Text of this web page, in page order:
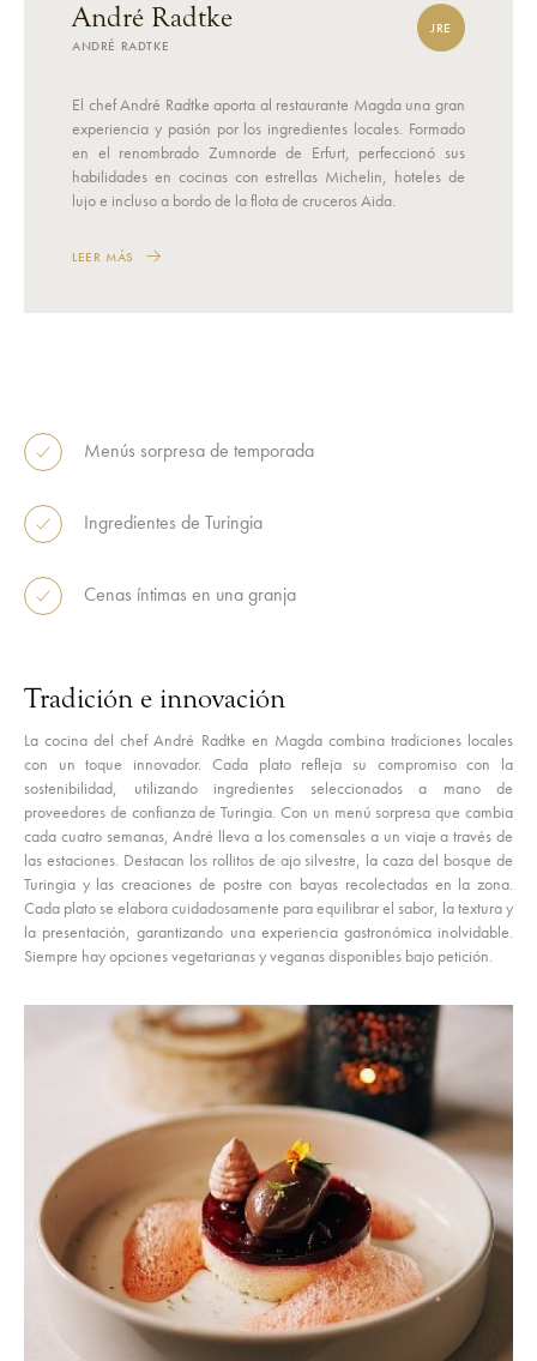
André Radtke
ANDRÉ RADTKE
JRE
El chef André Radtke aporta al restaurante Magda una gran
experiencia y pasión por los ingredientes locales. Formado
en el renombrado Zumnorde de Erfurt, perfeccionó sus
habilidades en cocinas con estrellas Michelin, hoteles de
lujo e incluso a bordo de la flota de cruceros Aida.
LEER MÁS
Menús sorpresa de temporada
Ingredientes de Turingia
Cenas íntimas en una granja
Tradición e innovación
La cocina del chef André Radtke en Magda combina tradiciones locales
con un toque innovador. Cada plato refleja su compromiso con la
sostenibilidad, utilizando ingredientes seleccionados a mano de
proveedores de confianza de Turingia. Con un menú sorpresa que cambia
cada cuatro semanas, André lleva a los comensales a un viaje a través de
las estaciones. Destacan los rollitos de ajo silvestre, la caza del bosque de
Turingia y las creaciones de postre con bayas recolectadas en la zona.
Cada plato se elabora cuidadosamente para equilibrar el sabor, la textura y
la presentación, garantizando una experiencia gastronómica inolvidable.
Siempre hay opciones vegetarianas y veganas disponibles bajo petición.